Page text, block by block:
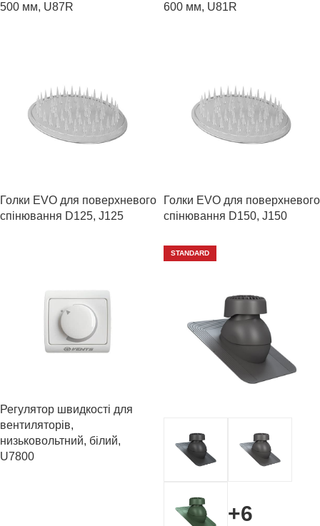
500 мм, U87R
600 мм, U81R
Голки EVO для поверхневого
спінювання D125, J125
Голки EVO для поверхневого
спінювання D150, J150
Регулятор швидкості для
вентиляторів,
низьковольтний, білий,
U7800
STANDARD
+6